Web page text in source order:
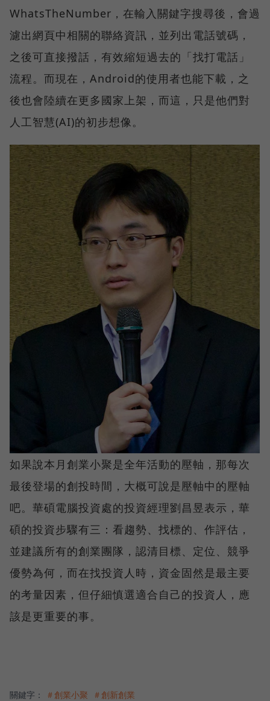
WhatsTheNumber，在輸入關鍵字搜尋後，會過
濾出網頁中相關的聯絡資訊，並列出電話號碼，
之後可直接撥話，有效縮短過去的「找打電話」
流程。而現在，Android的使用者也能下載，之
後也會陸續在更多國家上架，而這，只是他們對
人工智慧(AI)的初步想像。
如果說本月創業小聚是全年活動的壓軸，那每次
最後登場的創投時間，大概可說是壓軸中的壓軸
吧。華碩電腦投資處的投資經理劉昌昱表示，華
碩的投資步驟有三：看趨勢、找標的、作評估，
並建議所有的創業團隊，認清目標、定位、競爭
優勢為何，而在找投資人時，資金固然是最主要
的考量因素，但仔細慎選適合自己的投資人，應
該是更重要的事。
關鍵字： ＃創業小聚 ＃創新創業